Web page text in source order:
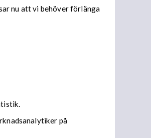
nu att vi behöver förlänga
på